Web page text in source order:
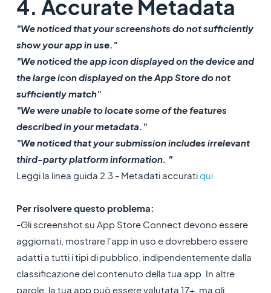
4. Accurate Metadata
"We noticed that your screenshots do not sufficiently
show your app in use."
"We noticed the app icon displayed on the device and
the large icon displayed on the App Store do not
sufficiently match"
"We were unable to locate some of the features
described in your metadata."
"We noticed that your submission includes irrelevant
third-party platform information. "
Leggi la linea guida 2.3 - Metadati accuratiqui
Per risolvere questo problema:
-Gli screenshot su App Store Connect devono essere
aggiornati, mostrare l'app in uso e dovrebbero essere
adatti a tutti i tipi di pubblico, indipendentemente dalla
classificazione del contenuto della tua app. In altre
parole, la tua app può essere valutata 17+, ma gli